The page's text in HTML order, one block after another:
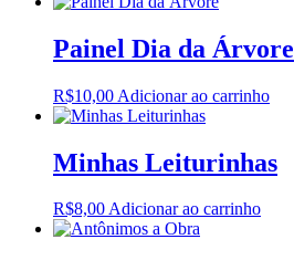
Painel Dia da Árvore
R$10,00 Adicionar ao carrinho
Minhas Leiturinhas
R$8,00Adicionar ao carrinho